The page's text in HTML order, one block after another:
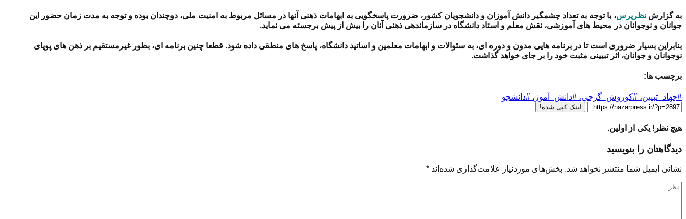
به گزارش نظرپرس، با توجه به تعداد چشمگیر دانش آموزان و دانشجویان کشور، ضرورت پاسخگویی به ابهامات ذهنی آنها در مسائل مربوط به امنیت ملی، دوچندان بوده و توجه به مدت زمان حضور این
جوانان و نوجوانان در محیط های آموزشی، نقش معلم و استاد دانشگاه در سازماندهی ذهنی آنان را بیش از پیش برجسته می نماید.
بنابراین بسیار ضروری است تا در برنامه هایی مدون و دوره ای، به سئوالات و ابهامات معلمین و اساتید دانشگاه، پاسخ های منطقی داده شود. قطعا چنین برنامه ای، بطور غیرمستقیم بر ذهن های پویای
نوجوانان و جوانان، اثر تبیینی مثبت خود را بر جای خواهد گذاشت.
برچسب ها:
#جهاد_تبیین، #کوروش_گرجی، #دانش_آموز، #دانشجو
لینک کپی شده!
هیچ نظر! یکی از اولین.
دیدگاهتان را بنویسید
نشانی ایمیل شما منتشر نخواهد شد. بخش‌های موردنیاز علامت‌گذاری شده‌اند *